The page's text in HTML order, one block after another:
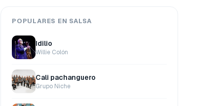
POPULARES EN SALSA
Idilio
Willie Colón
Cali pachanguero
Grupo Niche